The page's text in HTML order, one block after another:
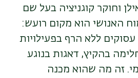
וחוקר קוגניציה בעל שם
האנושי הוא מקום רועש:
ללא הרף בפעילויות
בהקיץ, דאגות בנוגע
זה מה שהוא מכנה